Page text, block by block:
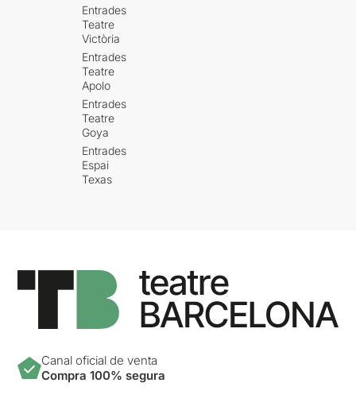
Entrades
Teatre
Victòria
Entrades
Teatre
Apolo
Entrades
Teatre
Goya
Entrades
Espai
Texas
Canal oficial de venta
Compra 100% segura